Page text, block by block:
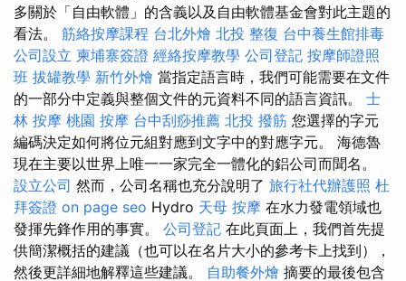
多關於「自由軟體」的含義以及自由軟體基金會對此主題的
看法。 筋絡按摩課程 台北外燴 北投 整復 台中養生館排毒
公司設立 柬埔寨簽證 經絡按摩教學 公司登記 按摩師證照
班 拔罐教學 新竹外燴 當指定語言時，我們可能需要在文件
的一部分中定義與整個文件的元資料不同的語言資訊。 士
林 按摩 桃園 按摩 台中刮痧推薦 北投 撥筋 您選擇的字元
編碼決定如何將位元組對應到文字中的對應字元。 海德魯
現在主要以世界上唯一一家完全一體化的鋁公司而聞名。
設立公司 然而，公司名稱也充分說明了 旅行社代辦護照 杜
拜簽證 on page seo Hydro 天母 按摩 在水力發電領域也
發揮先鋒作用的事實。 公司登記 在此頁面上，我們首先提
供簡潔概括的建議（也可以在名片大小的參考卡上找到），
然後更詳細地解釋這些建議。 自助餐外燴 摘要的最後包含